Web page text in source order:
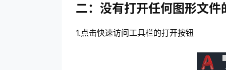
二：没有打开任何图形文
1.点击快速访问工具栏的打开按钮